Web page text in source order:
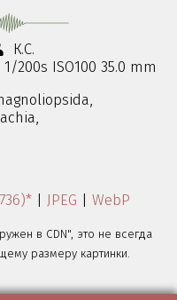
К.С.
200s ISO100 35.0 mm
JPEG WebP
в CDN", это не всегда
размеру картинки.